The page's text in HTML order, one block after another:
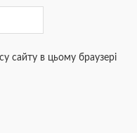
сайту в цьому браузері